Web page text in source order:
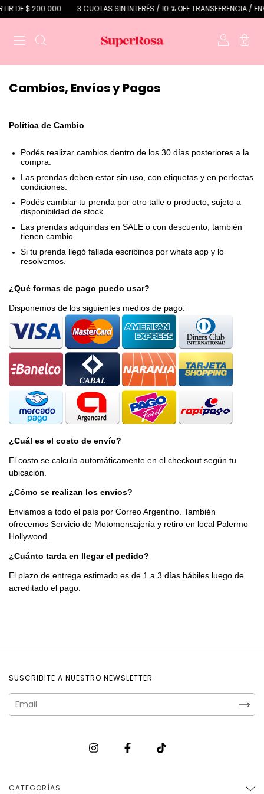
DE $ 200.000 3 CUOTAS SIN INTERÉS / 10 % OFF TRANSFERENCIA /
0
Cambios, Envíos y Pagos
Política de Cambio
Podés realizar cambios dentro de los 30 días posteriores a la
compra.
Las prendas deben estar sin uso, con etiquetas y en perfectas
condiciones.
Podés cambiar tu prenda por otro talle o producto, sujeto a
disponibildad de stock.
Las prendas adquiridas en SALE o con descuento, también
tienen cambio.
Si tu prenda llegó fallada escribinos por whats app y lo
resolvemos.
¿Qué formas de pago puedo usar?
Disponemos de los siguientes medios de pago:
¿Cuál es el costo de envío?
El costo se calcula automáticamente en el checkout según tu
ubicación.
¿Cómo se realizan los envíos?
Enviamos a todo el país por Correo Argentino. También
ofrecemos Servicio de Motomensajería y retiro en local Palermo
Hollywood.
¿Cuánto tarda en llegar el pedido?
El plazo de entrega estimado es de 1 a 3 días hábiles luego de
acreditado el pago.
SUSCRIBITE A NUESTRO NEWSLETTER
CATEGORÍAS